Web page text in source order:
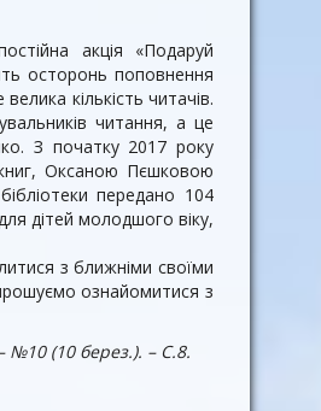
акція «Подаруй
осторонь поповнення
кількість читачів.
читання, а це
З початку 2017 року
Оксаною Пєшковою
передано 104
дітей молодшого віку,
з ближніми своїми
ознайомитися з
№10 (10 берез.). – С.8.